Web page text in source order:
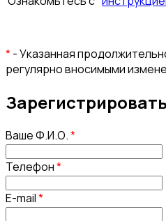
*- Указанная
регулярно вносимыми
Ваше Ф.И.О.*
Телефон*
E-mail*